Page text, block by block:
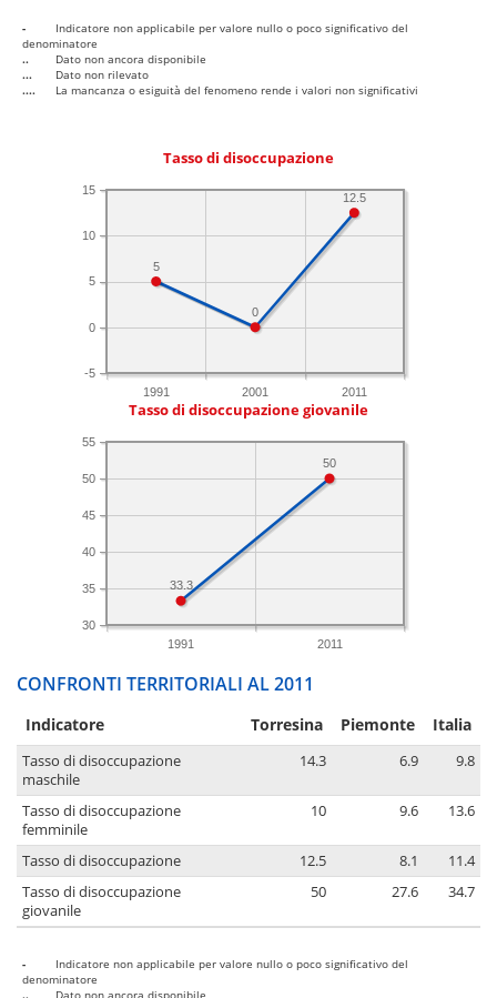
-
Indicatore non applicabile per valore nullo o poco significativo del
denominatore
..
Dato non ancora disponibile
...
Dato non rilevato
....
La mancanza o esiguità del fenomeno rende i valori non significativi
Tasso di disoccupazione
1991 2001 2011
-5
0
5
10
15
12.5
0
5
Tasso di disoccupazione giovanile
1991 2011
30
35
40
45
50
55
50
33.3
CONFRONTI TERRITORIALI AL 2011
Indicatore Torresina Piemonte Italia
Tasso di disoccupazione
maschile
14.3 6.9 9.8
Tasso di disoccupazione
femminile
10 9.6 13.6
Tasso di disoccupazione 12.5 8.1
11.4
Tasso di disoccupazione
giovanile
50 27.6 34.7
-
Indicatore non applicabile per valore nullo o poco significativo del
denominatore